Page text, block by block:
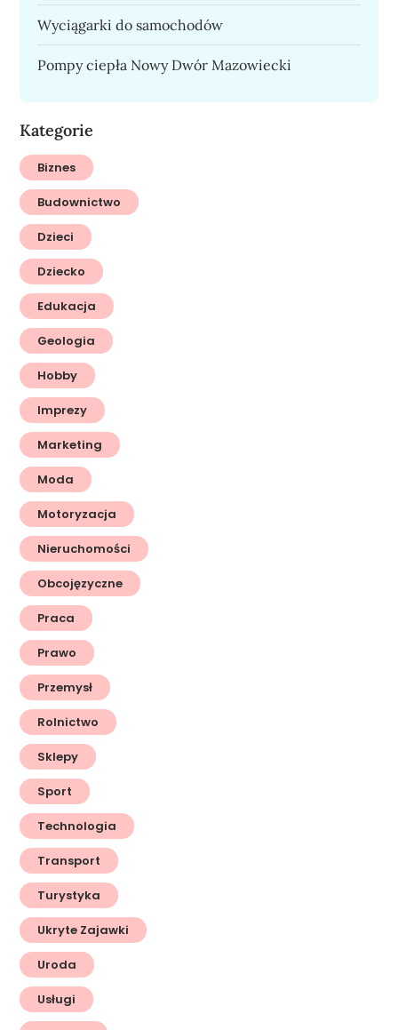
Wyciągarki do samochodów
Pompy ciepła Nowy Dwór Mazowiecki
Kategorie
Biznes
Budownictwo
Dzieci
Dziecko
Edukacja
Geologia
Hobby
Imprezy
Marketing
Moda
Motoryzacja
Nieruchomości
Obcojęzyczne
Praca
Prawo
Przemysł
Rolnictwo
Sklepy
Sport
Technologia
Transport
Turystyka
Ukryte Zajawki
Uroda
Usługi